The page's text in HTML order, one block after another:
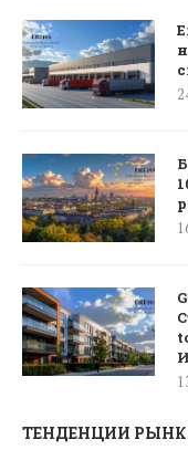
ТЕНДЕНЦИИ